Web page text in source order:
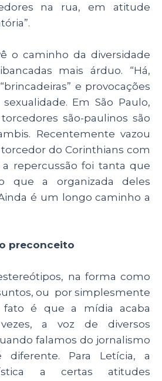
na rua, em atitude
o caminho da diversidade
mais árduo. “Há,
e provocações
Em São Paulo,
são-paulinos são
Recentemente vazou
do Corinthians com
repercussão foi tanta que
que a organizada deles
é um longo caminho a
preconceito
na forma como
ou por simplesmente
é que a mídia acaba
a voz de diversos
falamos do jornalismo
diferente. Para Letícia, a
a certas atitudes